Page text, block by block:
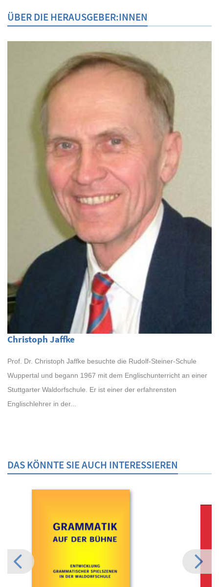
ÜBER DIE HERAUSGEBER:INNEN
Christoph Jaffke
Prof. Dr. Christoph Jaffke besuchte die Rudolf-Steiner-Schule
Wuppertal und begann 1967 mit dem Englischunterricht an einer
Stuttgarter Waldorfschule. Er ist einer der erfahrensten
Englischlehrer in der...
DAS KÖNNTE SIE AUCH INTERESSIEREN